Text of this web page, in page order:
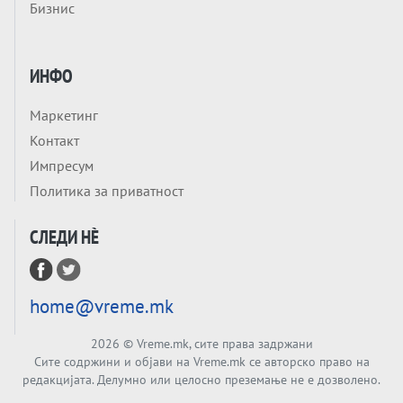
со отпор, а Европа гледа почеток на
Брисел ги менува правилата за
проширување: НОВИ ЗАШТИТНИ
МЕХАНИЗМИ ЗА ИДНИТЕ ЧЛЕНКИ НА ЕУ
Вечер Анализа
Бизнис
ИНФО
Маркетинг
Контакт
Импресум
Политика за приватност
СЛЕДИ НÈ
home@vreme.mk
2026 © Vreme.mk, сите права задржани
Сите содржини и објави на Vreme.mk се авторско право на
редакцијата. Делумно или целосно преземање не е дозволено.